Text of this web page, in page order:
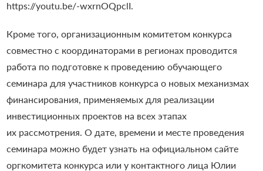
https://youtu.be/-wxrnOQpclI.
Кроме того, организационным комитетом конкурса
совместно с координаторами в регионах проводится
работа по подготовке к проведению обучающего
семинара для участников конкурса о новых механизмах
финансирования, применяемых для реализации
инвестиционных проектов на всех этапах
их рассмотрения. О дате, времени и месте проведения
семинара можно будет узнать на официальном сайте
оргкомитета конкурса или у контактного лица Юлии